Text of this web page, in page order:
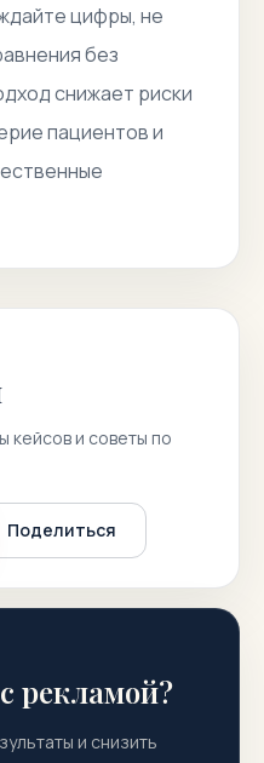
цифры, не
без
снижает риски
пациентов и
кейсов и советы по
Поделиться
рекламой?
и снизить